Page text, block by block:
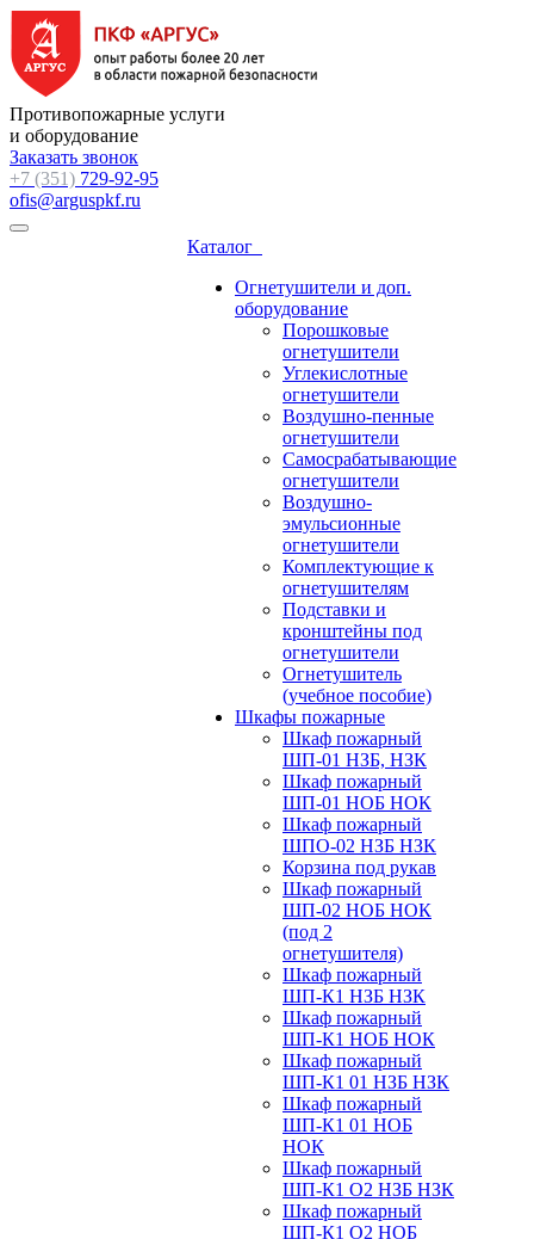
Противопожарные услуги
и оборудование
Заказать звонок
+7 (351) 729-92-95
ofis@arguspkf.ru
Каталог
Огнетушители и доп.
оборудование
Порошковые
огнетушители
Углекислотные
огнетушители
Воздушно-пенные
огнетушители
Самосрабатывающие
огнетушители
Воздушно-
эмульсионные
огнетушители
Комплектующие к
огнетушителям
Подставки и
кронштейны под
огнетушители
Огнетушитель
(учебное пособие)
Шкафы пожарные
Шкаф пожарный
ШП-01 НЗБ, НЗК
Шкаф пожарный
ШП-01 НОБ НОК
Шкаф пожарный
ШПО-02 НЗБ НЗК
Корзина под рукав
Шкаф пожарный
ШП-02 НОБ НОК
(под 2
огнетушителя)
Шкаф пожарный
ШП-К1 НЗБ НЗК
Шкаф пожарный
ШП-К1 НОБ НОК
Шкаф пожарный
ШП-К1 01 НЗБ НЗК
Шкаф пожарный
ШП-К1 01 НОБ
НОК
Шкаф пожарный
ШП-К1 О2 НЗБ НЗК
Шкаф пожарный
ШП-К1 О2 НОБ